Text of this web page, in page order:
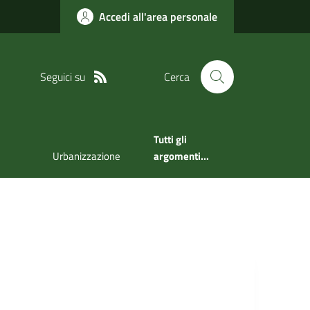
Accedi all'area personale
Seguici su Cerca
Urbanizzazione
Tutti gli
argomenti...